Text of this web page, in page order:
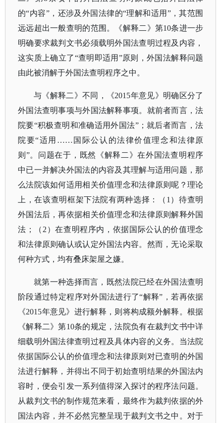
的“内容”，还涉及外国法律的“理解和适用”，其范围
远远超出一般查明的范围。《解释二》第10条进一步
明确要求裁判文书必须载明外国法查明过程及内容，
这实质上确立了“查明即适用”原则，外国法解释问题
由此被消解于外国法查明程序之中。
与《解释二》不同，《2015年意见》明确区分了
外国法查明事项与外国法解释事项。就前者而言，法
院要“积极查明和准确适用外国法”；就后者而言，法
院要“适用……国际公认的法律价值理念和法律原
则”。问题在于，既然《解释二》在外国法查明程序
中已一并解决外国法的内容及其理解与适用问题，那
么法院该如何适用相关价值理念和法律原则呢？理论
上，在该查明框架下法院有两种选择：（1）待查明
外国法后，再依据相关价值理念和法律原则解释外国
法；（2）在查明程序内，依据国际公认的价值理念
和法律原则确认或认定外国法内容。然而，无论采取
何种方式，均有叠床架屋之嫌。
就第一种选择而言，既然法院已经在外国法查明
阶段通过特定程序对外国法进行了“解释”，若再依据
《2015年意见》进行解释，则将构成额外解释。根据
《解释二》第10条的规定，法院负有在裁判文书中详
细载明外国法律查明过程及具体内容的义务。当法院
依据国际公认的价值理念和法律原则对已查明的外国
法进行解释，并得出不同于初始查明结果的外国法内
容时，便会引发一系列值得深入探讨的程序法问题。
从裁判文书的制作规范来看，最终作为裁判依据的外
国法内容，并不必然完整呈现于裁判文书之中。对于